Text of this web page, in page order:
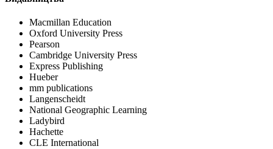
Macmillan Education
Oxford University Press
Pearson
Cambridge University Press
Express Publishing
Hueber
mm publications
Langenscheidt
National Geographic Learning
Ladybird
Hachette
CLE International